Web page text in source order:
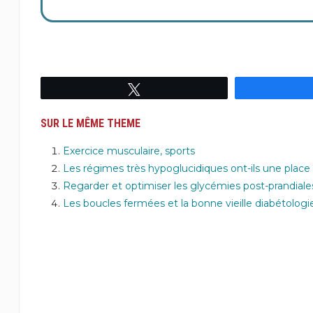
SUR LE MÊME THEME
Exercice musculaire, sports
Les régimes très hypoglucidiques ont-ils une place
Regarder et optimiser les glycémies post-
Les boucles fermées et la bonne vieille